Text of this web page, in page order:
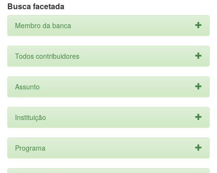
Busca facetada
Membro da banca
Todos contribuidores
Assunto
Instituição
Programa